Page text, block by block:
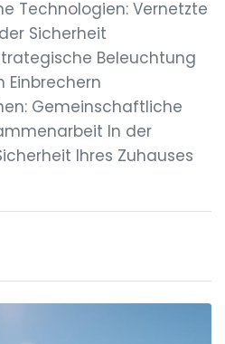
Technologien: Vernetzte
Sicherheit
Beleuchtung
Einbrechern
Gemeinschaftliche
In der
Ihres Zuhauses